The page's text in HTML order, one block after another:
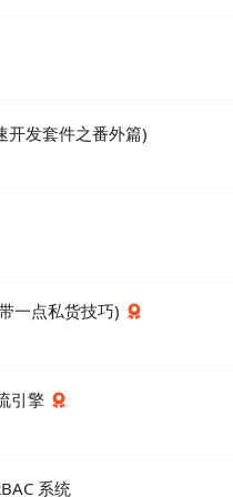
开发套件之番外篇)
一点私货技巧)
引擎
系统